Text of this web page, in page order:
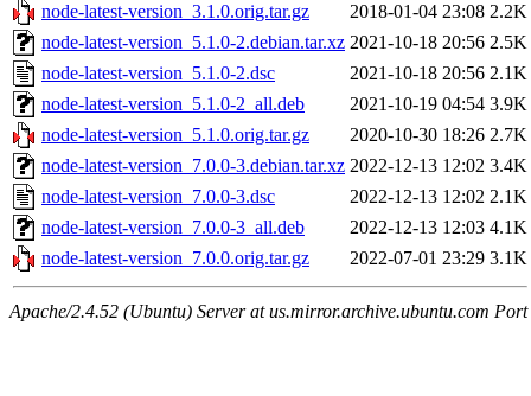
node-latest-version_3.1.0.orig.tar.gz
2018-01-04 23:08 2.2K
node-latest-version_5.1.0-2.debian.tar.xz 2021-10-18 20:56 2.5K
node-latest-version_5.1.0-2.dsc
2021-10-18 20:56 2.1K
node-latest-version_5.1.0-2_all.deb
2021-10-19 04:54 3.9K
node-latest-version_5.1.0.orig.tar.gz
2020-10-30 18:26 2.7K
node-latest-version_7.0.0-3.debian.tar.xz 2022-12-13 12:02 3.4K
node-latest-version_7.0.0-3.dsc
2022-12-13 12:02 2.1K
node-latest-version_7.0.0-3_all.deb
2022-12-13 12:03 4.1K
node-latest-version_7.0.0.orig.tar.gz
2022-07-01 23:29 3.1K
Apache/2.4.52 (Ubuntu) Server at us.mirror.archive.ubuntu.com Port